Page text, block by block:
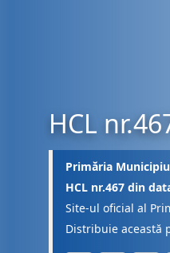
HCL
Primăria
HCL nr.467 din
Site-ul oficial al
Distribuie această